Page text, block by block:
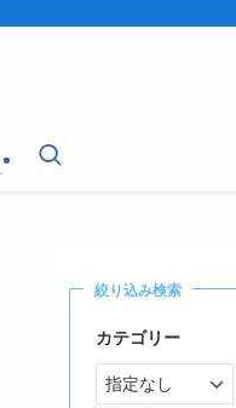
絞り込み検索
カテゴリー